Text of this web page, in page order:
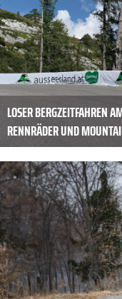
LOSER BERGZEITFAHREN
RENNRÄDER UND